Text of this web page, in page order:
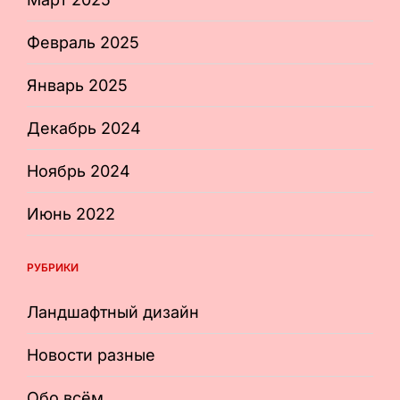
Февраль 2025
Январь 2025
Декабрь 2024
Ноябрь 2024
Июнь 2022
РУБРИКИ
Ландшафтный дизайн
Новости разные